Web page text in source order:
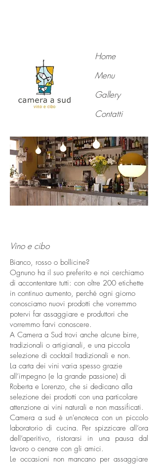
Home
Menu
Gallery
Contatti
Vino e cibo
Bianco, rosso o bollicine?
Ognuno ha il suo preferito e noi cerchiamo
di accontentare tutti: con oltre 200 etichette
in continuo aumento, perché ogni giorno
conosciamo nuovi prodotti che vorremmo
potervi far assaggiare e produttori che
vorremmo farvi conoscere.
A Camera a Sud trovi anche alcune birre,
tradizionali o artigianali, e una piccola
selezione di cocktail tradizionali e non.
La carta dei vini varia spesso grazie
all’impegno (e la grande passione) di
Roberta e Lorenzo, che si dedicano alla
selezione dei prodotti con una particolare
attenzione ai vini naturali e non massificati.
Camera a sud è un'enoteca con un piccolo
laboratorio di cucina. Per spizzicare all’ora
dell’aperitivo, ristorarsi in una pausa dal
lavoro o cenare con gli amici.
Le occasioni non mancano per assaggiare